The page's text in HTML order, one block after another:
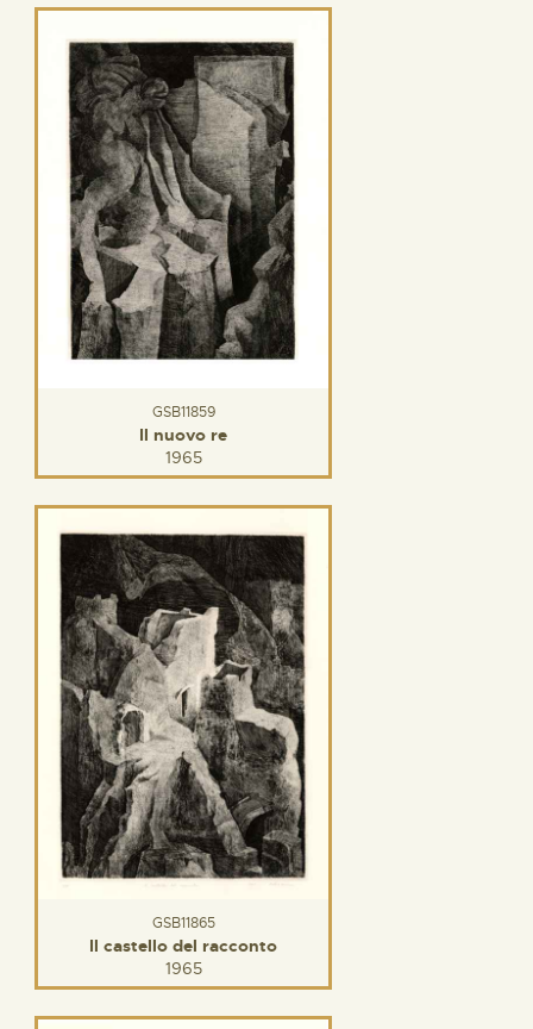
GSB11859
Il nuovo re
1965
GSB11865
Il castello del racconto
1965